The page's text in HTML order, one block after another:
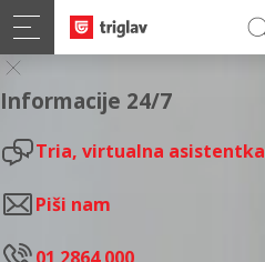
Informacije 24/7
Tria, virtualna asistentka
Piši nam